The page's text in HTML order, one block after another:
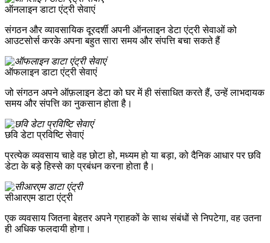
ऑनलाइन डाटा एंट्री सेवाएं
संगठन और व्यावसायिक दूरदर्शी अपनी ऑनलाइन डेटा एंट्री सेवाओं को
आउटसोर्स करके अपना बहुत सारा समय और संपत्ति बचा सकते हैं
ऑफलाइन डाटा एंट्री सेवाएं
जो संगठन अपने ऑफ़लाइन डेटा को घर में ही संसाधित करते हैं, उन्हें लाभदायक
समय और संपत्ति का नुकसान होता है।
छवि डेटा प्रविष्टि सेवाएं
प्रत्येक व्यवसाय चाहे वह छोटा हो, मध्यम हो या बड़ा, को दैनिक आधार पर छवि
डेटा के बड़े हिस्से का प्रबंधन करना होता है।
सीआरएम डाटा एंट्री
एक व्यवसाय जितना बेहतर अपने ग्राहकों के साथ संबंधों से निपटेगा, वह उतना
ही अधिक फलदायी होगा।